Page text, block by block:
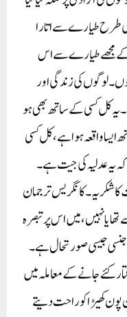
طرح طیارے سے اتارا
کے مجھے طیارے سے اس
لوگوں کی زندگی اور
یہ کل کسی کے ساتھ بھی ہو
واقعہ ہوا ہے، کل کسی
یہ عدلیہ کی جیت ہے۔
شکریہ۔ کانگریس ترجمان
یا نہیں، میں اس پر تبصرہ
جیسی صورتحال ہے۔
کئے جانے کے معاملہ میں
کھیڑا کو راحت دیتے